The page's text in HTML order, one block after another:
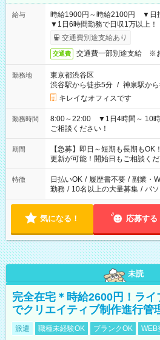
給与
時給1900円～時給2100円 ▼日
▼1日6時間勤務で日収1万以上！
交通費別途支給あり
交通費 交通費一部別途支給 ※
勤務地
東京都渋谷区
渋谷駅から徒歩5分 / 神泉駅か
キレイなオフィスです
勤務時間
8:00～22:00 ▼1日4時間～ 10時
ご相談ください！
期間
【急募】即日～短期も長期も
更新が可能！開始日もご相談くだ
特徴 日払いOK / 履歴書不要 / 副業・
勤務 / 10名以上の大量募集 / パ
気になる！ 応募する
未読
完全在宅＊時給2600円！ラ
でクリエイティブ制作進行管
派遣 職種未経験OK ブランクOK WEB